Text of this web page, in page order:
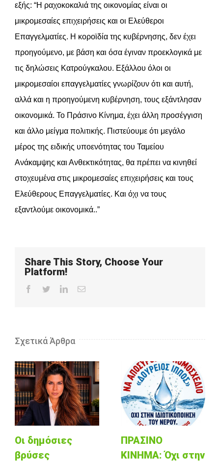
εξής: “Η ραχοκοκαλιά της οικονομίας είναι οι
μικρομεσαίες επιχειρήσεις και οι Ελεύθεροι
Επαγγελματίες. Η κοροϊδία της κυβέρνησης, δεν έχει
προηγούμενο, με βάση και όσα έγιναν προεκλογικά με
τις δηλώσεις Κατρούγκαλου. Εξάλλου όλοι οι
μικρομεσαίοι επαγγελματίες γνωρίζουν ότι και αυτή,
αλλά και η προηγούμενη κυβέρνηση, τους εξάντλησαν
οικονομικά. Το Πράσινο Κίνημα, έχει άλλη προσέγγιση
και άλλο μείγμα πολιτικής. Πιστεύουμε ότι μεγάλο
μέρος της ειδικής υποενότητας του Ταμείου
Ανάκαμψης και Ανθεκτικότητας, θα πρέπει να κινηθεί
στοχευμένα στις μικρομεσαίες επιχειρήσεις και τους
Ελεύθερους Επαγγελματίες. Και όχι να τους
εξαντλούμε οικονομικά..”
Share This Story, Choose Your
Platform!
Facebook
TwitterLinkedInEmail
Σχετικά Άρθρα
Οι δημόσιες
βρύσες
ΠΡΑΣΙΝΟ
ΚΙΝΗΜΑ: Όχι στην